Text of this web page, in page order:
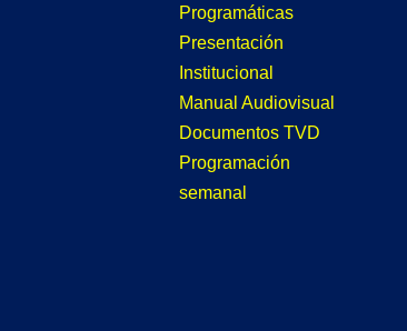
Programáticas
Presentación
Institucional
Manual Audiovisual
Documentos TVD
Programación
semanal